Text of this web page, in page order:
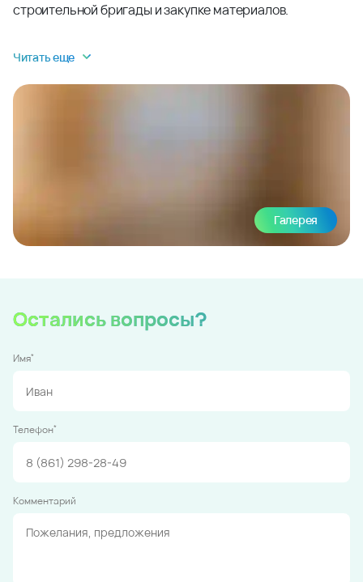
строительной бригады и закупке материалов.
Читать еще
Галерея
Остались вопросы?
Имя*
Телефон*
Комментарий